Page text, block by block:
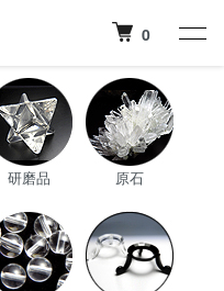
0
研磨品 原石